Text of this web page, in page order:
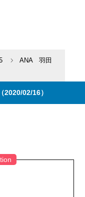
ANA 羽田
02/16）